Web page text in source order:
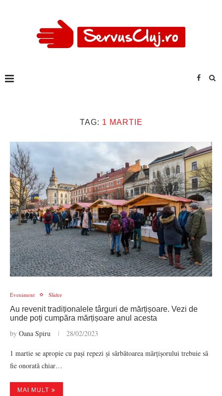
TAG: 1 MARTIE
Eveniment Slider
Au revenit tradiționalele târguri de mărțișoare. Vezi de
unde poți cumpăra mărțișoare anul acesta
by Oana Spiru 28/02/2023
1 martie se apropie cu pași repezi și sărbătoarea mărțișorului trebuie să
fie onorată chiar…
MAI MULT